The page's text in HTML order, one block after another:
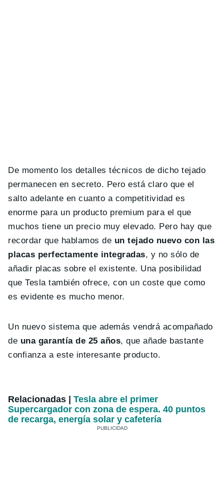
De momento los detalles técnicos de dicho tejado
permanecen en secreto. Pero está claro que el
salto adelante en cuanto a competitividad es
enorme para un producto premium para el que
muchos tiene un precio muy elevado. Pero hay que
recordar que hablamos de un tejado nuevo con las
placas perfectamente integradas, y no sólo de
añadir placas sobre el existente. Una posibilidad
que Tesla también ofrece, con un coste que como
es evidente es mucho menor.
Un nuevo sistema que además vendrá acompañado
de una garantía de 25 años, que añade bastante
confianza a este interesante producto.
Relacionadas | Tesla abre el primer
Supercargador con zona de espera. 40 puntos
de recarga, energía solar y cafetería